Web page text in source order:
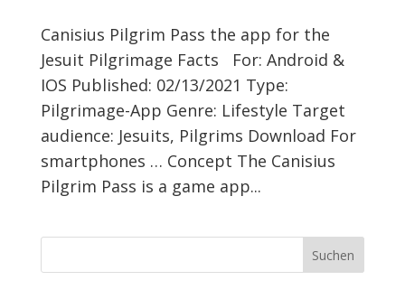
Canisius Pilgrim Pass the app for the
Jesuit Pilgrimage Facts For: Android &
IOS Published: 02/13/2021 Type:
Pilgrimage-App Genre: Lifestyle Target
audience: Jesuits, Pilgrims Download For
smartphones … Concept The Canisius
Pilgrim Pass is a game app...